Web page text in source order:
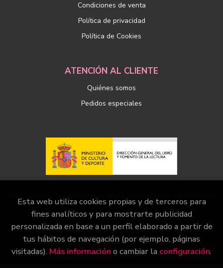
Condiciones de venta
Política de privacidad
Política de Cookies
ATENCIÓN AL CLIENTE
Quiénes somos
Pedidos especiales
de Cultura y Deporte
2026 ©Librería Páginas. Todos los Derechos Reservados
|Grupo Trevenque
Esta web utiliza cookies propias y de terceros para
fines analíticos y para mostrarte publicidad
personalizada en base a un perfil elaborado a partir de
tus hábitos de navegación (por ejemplo, páginas
visitadas). Más información o cambiar la configuración.